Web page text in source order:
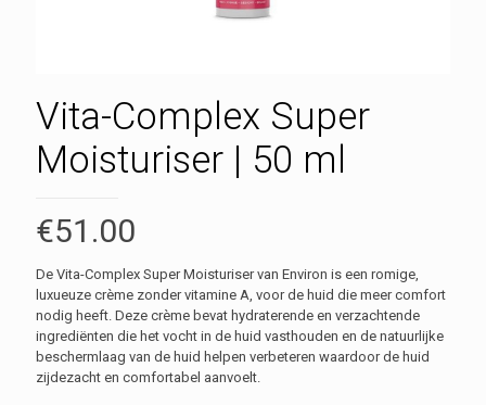
Vita-Complex Super
Moisturiser | 50 ml
€51.00
De Vita-Complex Super Moisturiser van Environ is een romige,
luxueuze crème zonder vitamine A, voor de huid die meer comfort
nodig heeft. Deze crème bevat hydraterende en verzachtende
ingrediënten die het vocht in de huid vasthouden en de natuurlijke
beschermlaag van de huid helpen verbeteren waardoor de huid
zijdezacht en comfortabel aanvoelt.